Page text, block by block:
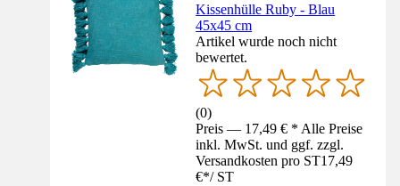
Kissenhülle Ruby - Blau
45x45 cm
Artikel wurde noch nicht
bewertet.
(0)
Preis — 17,49 € * Alle Preise
inkl. MwSt. und ggf. zzgl.
Versandkosten pro ST17,49
€*/ ST